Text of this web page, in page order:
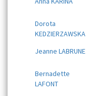
Dorota
KEDZIERZAWSKA
Jeanne LABRUNE
Bernadette
LAFONT